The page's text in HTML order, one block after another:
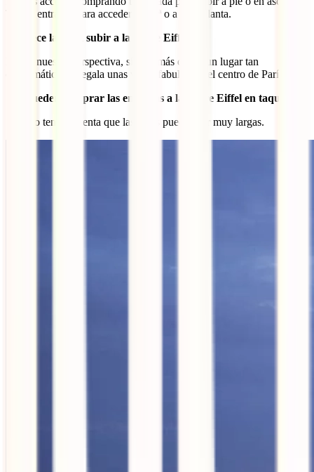
Tienes entradas para acceder a la 2ª o a la 3ª planta.
¿Merece la pena subir a la Torre Eiffel?
Desde nuestra perspectiva, sí. Además de ser un lugar tan
emblemático, te regala unas vistas fabulosas del centro de París.
¿Se pueden comprar las entradas a la Torre Eiffel en taquilla?
Sí, pero ten en cuenta que las colas pueden ser muy largas.